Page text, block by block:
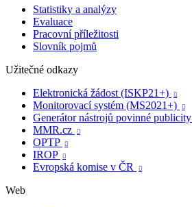
Statistiky a analýzy
Evaluace
Pracovní příležitosti
Slovník pojmů
Užitečné odkazy
Elektronická žádost (ISKP21+)

Monitorovací systém (MS2021+) 
Generátor nástrojů povinné publicity
MMR.cz 
OPTP 
IROP 
Evropská komise v ČR 
Web